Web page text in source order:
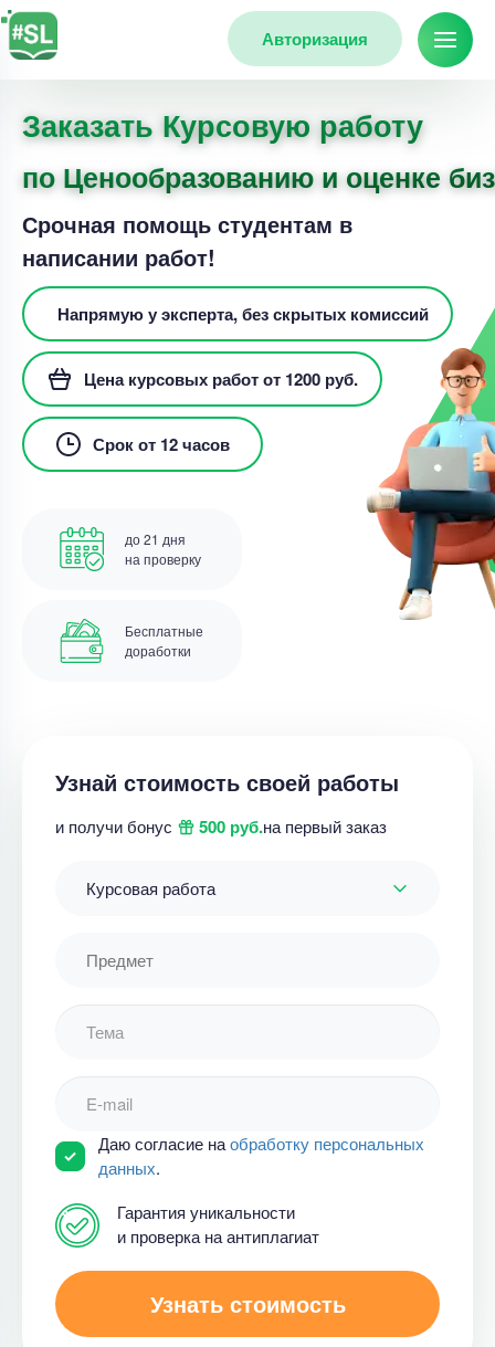
Авторизация
Заказать Курсовую работу
по Ценообразованию и оценке
Срочная помощь студентам в
написании работ!
Напрямую у эксперта, без скрытых комиссий
Цена курсовых работ от 1200 руб.
Срок от 12 часов
до 21 дня
на проверку
Бесплатные
доработки
Узнай стоимость своей работы
и получи бонус 500 руб.на первый заказ
Курсовая работа
Даю согласие наобработку персональных
данных.
Гарантия уникальности
и проверка на антиплагиат
Узнать стоимость